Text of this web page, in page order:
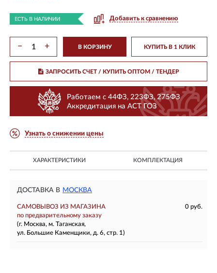
ЕСТЬ В НАЛИЧИИ Добавить к сравнению
− + В КОРЗИНУ КУПИТЬ В 1 КЛИК
ЗАПРОСИТЬ СЧЕТ / КУПИТЬ ОПТОМ/ ТЕНДЕР
Работаем с 44ФЗ, 223ФЗ, 275ФЗ
Аккредитация на АСТ ГОЗ
Узнать о снижении цены
ХАРАКТЕРИСТИКИ КОМПЛЕКТАЦИЯ
ДОСТАВКА В МОСКВА
САМОВЫВОЗ ИЗ МАГАЗИНА
0 руб.
по предварительному заказу
(г. Москва, м. Таганская,
ул. Большие Каменщики, д. 6, стр. 1)